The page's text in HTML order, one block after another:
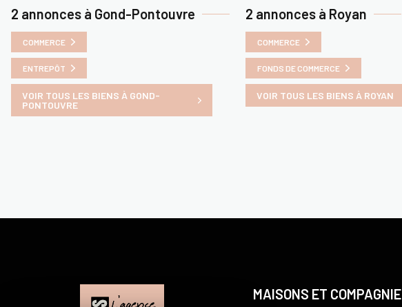
2 annonces à Gond-Pontouvre
COMMERCE
ENTREPÔT
VOIR TOUS LES BIENS À GOND-
PONTOUVRE
2 annonces à Royan
COMMERCE
FONDS DE COMMERCE
VOIR TOUS LES BIENS À ROYAN
MAISONS ET COMPAGNIE